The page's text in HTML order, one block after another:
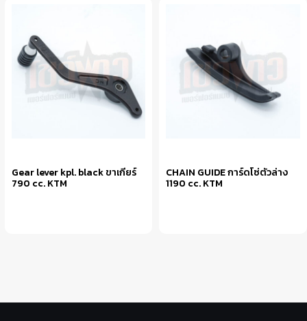
Gear lever kpl. black ขาเกียร์
790 cc. KTM
CHAIN GUIDE การ์ดโซ่ตัวล่าง
1190 cc. KTM